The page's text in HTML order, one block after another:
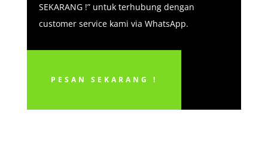
SEKARANG !” untuk terhubung dengan
customer service kami via WhatsApp.
PESAN SEKARANG !